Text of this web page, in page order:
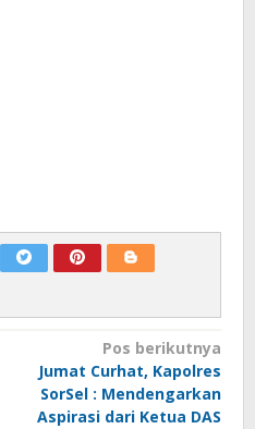
Pos berikutnya
Jumat Curhat, Kapolres
SorSel : Mendengarkan
Aspirasi dari Ketua DAS